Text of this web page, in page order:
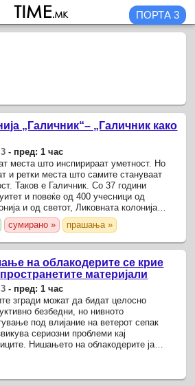
ПОРТА 3
„Галичник“– „Галичник како
- пред: 1 час
места што инспирираат уметност. Но
и ретки места што самите стануваат
Таков е Галичник. Со 37 години
и повеќе од 400 учесници од
и од светот, Ликовната колонија
се етаблира како една од
традиционални ...
сумирано » прашања »
на облакодерите се крие
материјали
- пред: 1 час
згради можат да бидат целосно
безбедни, но нивното
под влијание на ветерот сепак
сериозни проблеми кај
Нишањето на облакодерите ја